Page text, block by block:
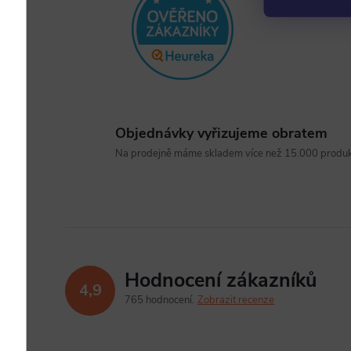
Objednávky vyřizujeme obratem
Na prodejně máme skladem více než 15.000
4,9 Hodnocení zákazníků
765 hodnocení Zobrazit recenze